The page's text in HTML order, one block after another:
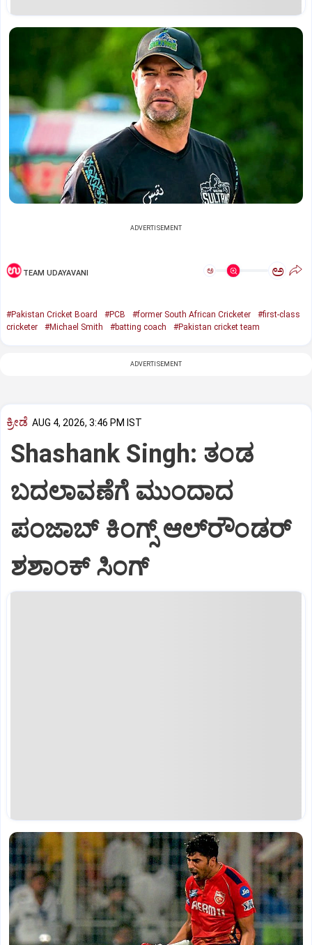
ADVERTISEMENT
TEAM UDAYAVANI ಅ ಅ
#Pakistan Cricket Board #PCB #former South African Cricketer
#first-class
cricketer
#Michael Smith #batting coach #Pakistan cricket team
ADVERTISEMENT
ಕ್ರೀಡೆ AUG 4, 2026, 3:46 PM IST
Shashank Singh: ತಂಡ
ಬದಲಾವಣೆಗೆ ಮುಂದಾದ
ಪಂಜಾಬ್‌ ಕಿಂಗ್ಸ್‌ ಆಲ್‌ರೌಂಡರ್
ಶಶಾಂಕ್‌ ಸಿಂಗ್‌